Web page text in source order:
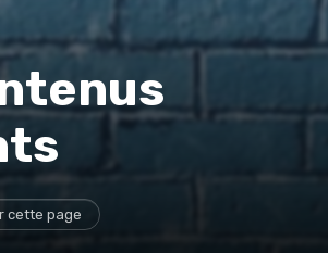
cette page